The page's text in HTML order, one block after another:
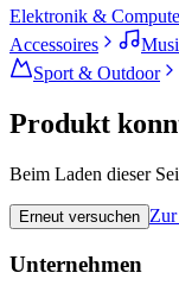
Elektronik &
Accessoires
Sport & Outdoor
Produkt
Beim Laden dieser
Erneut versuchen Zur
Unternehmen